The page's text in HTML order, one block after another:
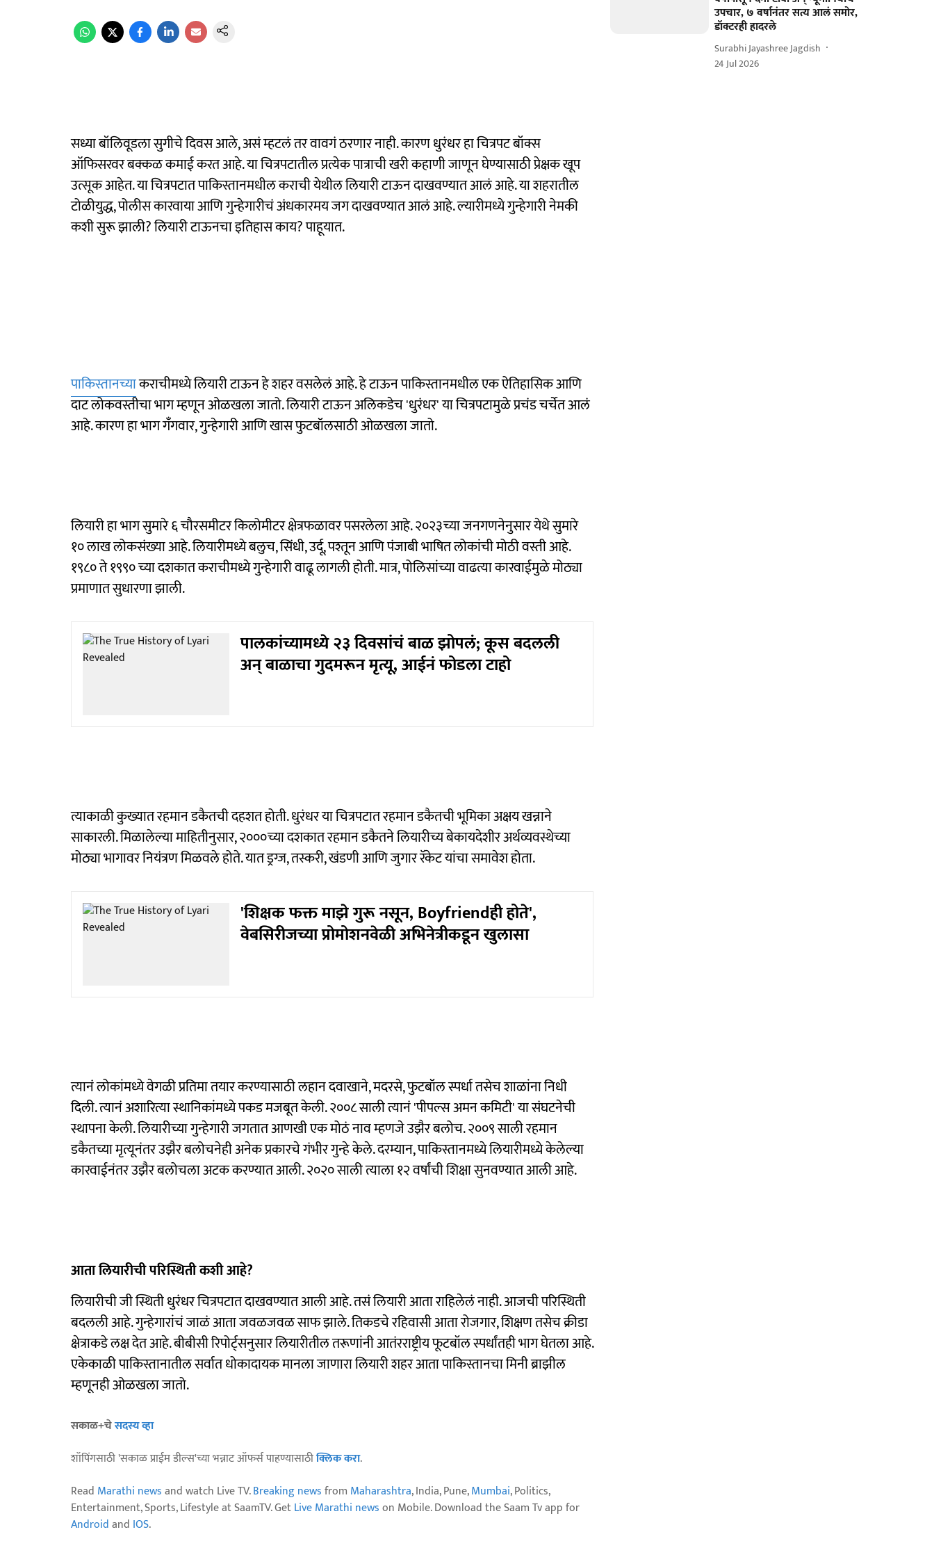
सध्या बॉलिवूडला सुगीचे दिवस आले, असं म्हटलं तर वावगं ठरणार नाही. कारण धुरंधर हा चित्रपट बॉक्स
ऑफिसरवर बक्कळ कमाई करत आहे. या चित्रपटातील प्रत्येक पात्राची खरी कहाणी जाणून घेण्यासाठी प्रेक्षक खूप
उत्सूक आहेत. या चित्रपटात पाकिस्तानमधील कराची येथील लियारी टाऊन दाखवण्यात आलं आहे. या शहरातील
टोळीयुद्ध, पोलीस कारवाया आणि गुन्हेगारीचं अंधकारमय जग दाखवण्यात आलं आहे. ल्यारीमध्ये गुन्हेगारी नेमकी
कशी सुरू झाली? लियारी टाऊनचा इतिहास काय? पाहूयात.
पाकिस्तानच्याकराचीमध्ये लियारी टाऊन हे शहर वसलेलं आहे. हे टाऊन पाकिस्तानमधील एक ऐतिहासिक आणि
दाट लोकवस्तीचा भाग म्हणून ओळखला जातो. लियारी टाऊन अलिकडेच 'धुरंधर' या चित्रपटामुळे प्रचंड चर्चेत आलं
आहे. कारण हा भाग गँगवार, गुन्हेगारी आणि खास फुटबॉलसाठी ओळखला जातो.
लियारी हा भाग सुमारे ६ चौरसमीटर किलोमीटर क्षेत्रफळावर पसरलेला आहे. २०२३च्या जनगणनेनुसार येथे सुमारे
१० लाख लोकसंख्या आहे. लियारीमध्ये बलुच, सिंधी, उर्दू, पश्तून आणि पंजाबी भाषित लोकांची मोठी वस्ती आहे.
१९८० ते १९९० च्या दशकात कराचीमध्ये गुन्हेगारी वाढू लागली होती. मात्र, पोलिसांच्या वाढत्या कारवाईमुळे मोठ्या
प्रमाणात सुधारणा झाली.
पालकांच्यामध्ये २३ दिवसांचं बाळ झोपलं; कूस बदलली
अन् बाळाचा गुदमरून मृत्यू, आईनं फोडला टाहो
त्याकाळी कुख्यात रहमान डकैतची दहशत होती. धुरंधर या चित्रपटात रहमान डकैतची भूमिका अक्षय खन्नाने
साकारली. मिळालेल्या माहितीनुसार, २०००च्या दशकात रहमान डकैतने लियारीच्य बेकायदेशीर अर्थव्यवस्थेच्या
मोठ्या भागावर नियंत्रण मिळवले होते. यात ड्रग्ज, तस्करी, खंडणी आणि जुगार रॅकेट यांचा समावेश होता.
'शिक्षक फक्त माझे गुरू नसून, Boyfriendही होते',
वेबसिरीजच्या प्रोमोशनवेळी अभिनेत्रीकडून खुलासा
त्यानं लोकांमध्ये वेगळी प्रतिमा तयार करण्यासाठी लहान दवाखाने, मदरसे, फुटबॉल स्पर्धा तसेच शाळांना निधी
दिली. त्यानं अशारित्या स्थानिकांमध्ये पकड मजबूत केली. २००८ साली त्यानं 'पीपल्स अमन कमिटी' या संघटनेची
स्थापना केली. लियारीच्या गुन्हेगारी जगतात आणखी एक मोठं नाव म्हणजे उझैर बलोच. २००९ साली रहमान
डकैतच्या मृत्यूनंतर उझैर बलोचनेही अनेक प्रकारचे गंभीर गुन्हे केले. दरम्यान, पाकिस्तानमध्ये लियारीमध्ये केलेल्या
कारवाईनंतर उझैर बलोचला अटक करण्यात आली. २०२० साली त्याला १२ वर्षांची शिक्षा सुनवण्यात आली आहे.
आता लियारीची परिस्थिती कशी आहे?
लियारीची जी स्थिती धुरंधर चित्रपटात दाखवण्यात आली आहे. तसं लियारी आता राहिलेलं नाही. आजची परिस्थिती
बदलली आहे. गुन्हेगारांचं जाळं आता जवळजवळ साफ झाले. तिकडचे रहिवासी आता रोजगार, शिक्षण तसेच क्रीडा
क्षेत्राकडे लक्ष देत आहे. बीबीसी रिपोर्ट्सनुसार लियारीतील तरूणांनी आतंरराष्ट्रीय फूटबॉल स्पर्धांतही भाग घेतला आहे.
एकेकाळी पाकिस्तानातील सर्वात धोकादायक मानला जाणारा लियारी शहर आता पाकिस्तानचा मिनी ब्राझील
म्हणूनही ओळखला जातो.
सकाळ+चेसदस्य व्हा
शॉपिंगसाठी 'सकाळ प्राईम डील्स'च्या भन्नाट ऑफर्स पाहण्यासाठीक्लिक करा.
Read Marathi newsand watch Live TV.Breaking newsfrom Maharashtra, India, Pune,Mumbai, Politics,
Entertainment, Sports, Lifestyle at SaamTV. GetLive Marathi newson Mobile. Download the Saam Tv app for
Androidand IOS.
उपचार, ७ वर्षानंतर सत्य आलं समोर,
डॉक्टरही हादरले
Surabhi Jayashree Jagdish
24 Jul 2026